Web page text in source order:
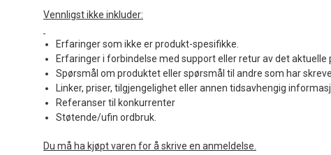
Vennligst ikke inkluder:
Erfaringer som ikke er produkt-spesifikke.
Erfaringer i forbindelse med support eller retur av det aktuelle
Spørsmål om produktet eller spørsmål til andre som har
Linker, priser, tilgjengelighet eller annen tidsavhengig
Referanser til konkurrenter
Støtende/ufin ordbruk.
Du må ha kjøpt varen for å skrive en anmeldelse.